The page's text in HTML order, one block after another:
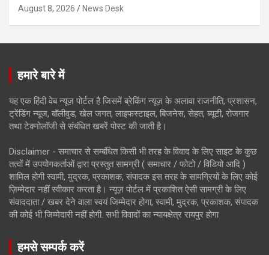
August 8, 2026 News Desk
हमारे बारे में
यह एक हिंदी वेब न्यूज़ पोर्टल है जिसमें ब्रेकिंग न्यूज़ के अलावा राजनीति, प्रशासन,
ट्रेंडिंग न्यूज, बॉलीवुड, खेल जगत, लाइफस्टाइल, बिजनेस, सेहत, ब्यूटी, रोजगार
तथा टेक्नोलॉजी से संबंधित खबरें पोस्ट की जाती है।
Disclaimer - समाचार से सम्बंधित किसी भी तरह के विवाद के लिए साइट के कुछ
तत्वों में उपयोगकर्ताओं द्वारा प्रस्तुत सामग्री ( समाचार / फोटो / विडियो आदि )
शामिल होगी स्वामी, मुद्रक, प्रकाशक, संपादक इस तरह के सामग्रियों के लिए कोई
ज़िम्मेदार नहीं स्वीकार करता है। न्यूज़ पोर्टल में प्रकाशित ऐसी सामग्री के लिए
संवाददाता / खबर देने वाला स्वयं जिम्मेदार होगा, स्वामी, मुद्रक, प्रकाशक, संपादक
की कोई भी जिम्मेदारी नहीं होगी. सभी विवादों का न्यायक्षेत्र रायपुर होगा
हमसे सम्पर्क करें